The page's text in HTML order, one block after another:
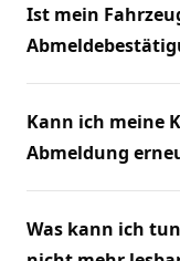
Ist mein
Kann ich meine
Abmeldung
Was kann ich